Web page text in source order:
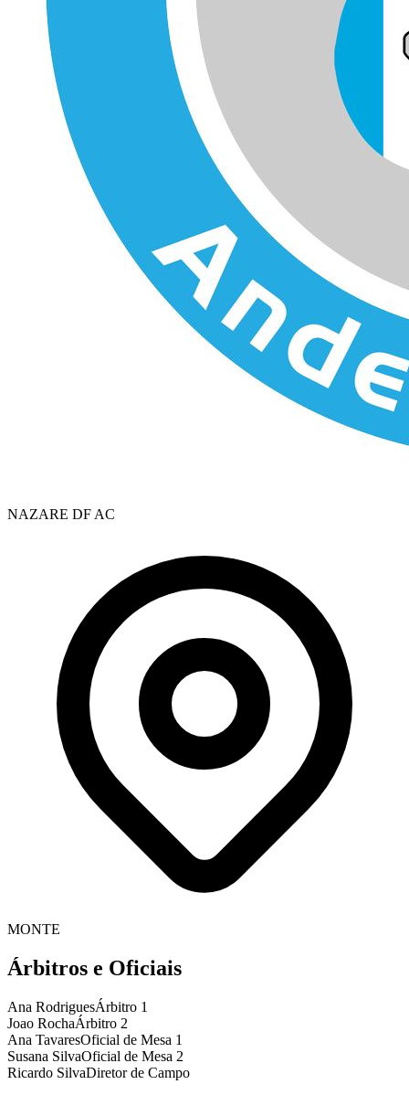
NAZARE DF AC
MONTE
Árbitros e Oficiais
Ana RodriguesÁrbitro 1
Joao RochaÁrbitro 2
Ana TavaresOficial de Mesa 1
Susana SilvaOficial de Mesa 2
Ricardo SilvaDiretor de Campo